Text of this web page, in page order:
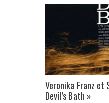
Veronika Franz et
Devil’s Bath »